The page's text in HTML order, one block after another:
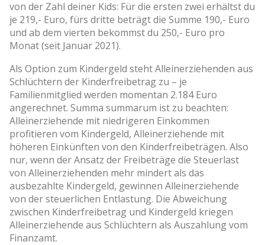
von der Zahl deiner Kids: Für die ersten zwei erhältst du
je 219,- Euro, fürs dritte beträgt die Summe 190,- Euro
und ab dem vierten bekommst du 250,- Euro pro
Monat (seit Januar 2021).
Als Option zum Kindergeld steht Alleinerziehenden aus
Schlüchtern der Kinderfreibetrag zu – je
Familienmitglied werden momentan 2.184 Euro
angerechnet. Summa summarum ist zu beachten:
Alleinerziehende mit niedrigeren Einkommen
profitieren vom Kindergeld, Alleinerziehende mit
höheren Einkünften von den Kinderfreibeträgen. Also
nur, wenn der Ansatz der Freibeträge die Steuerlast
von Alleinerziehenden mehr mindert als das
ausbezahlte Kindergeld, gewinnen Alleinerziehende
von der steuerlichen Entlastung. Die Abweichung
zwischen Kinderfreibetrag und Kindergeld kriegen
Alleinerziehende aus Schlüchtern als Auszahlung vom
Finanzamt.